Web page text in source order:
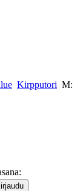
Kirpputori M: